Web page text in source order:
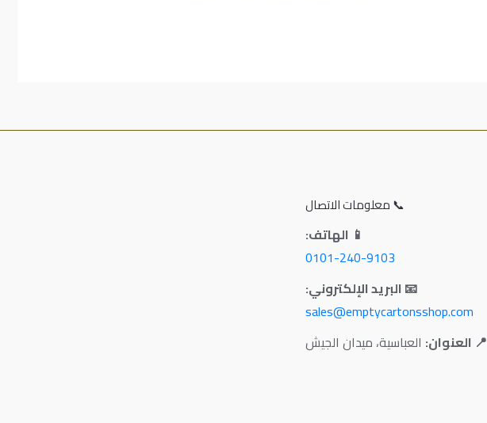
📞 معلومات الاتصال
📱 الهاتف:
0101-240-9103
📧 البريد الإلكتروني:
sales@emptycartonsshop.com
📍 العنوان: العباسية، ميدان الجيش